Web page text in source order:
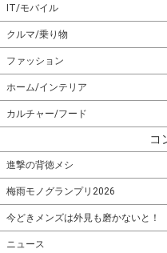
IT/モバイル
クルマ/乗り物
ファッション
ホーム/インテリア
カルチャー/フード
コ
進撃の背徳メシ
梅雨モノグランプリ2026
今どきメンズは外見も磨かないと！
ニュース